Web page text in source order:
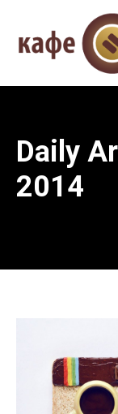
Daily
2014